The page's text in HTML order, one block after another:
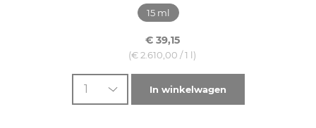
15 ml
€ 39,15
(€ 2.610,00 / 1 l)
1 In winkelwagen